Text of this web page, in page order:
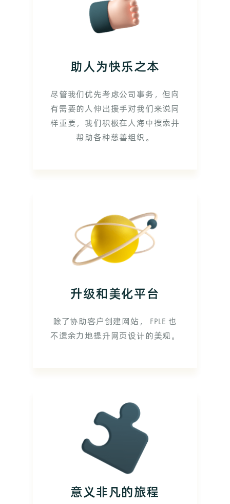
助人为快乐之本
尽管我们优先考虑公司事务，但向
有需要的人伸出援手对我们来说同
样重要，我们积极在人海中搜索并
帮助各种慈善组织。
升级和美化平台
除了协助客户创建网站， FPLE 也
不遗余力地提升网页设计的美观。
意义非凡的旅程